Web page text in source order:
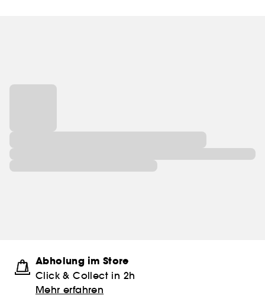
Abholung im Store
Click & Collect in 2h
Mehr erfahren